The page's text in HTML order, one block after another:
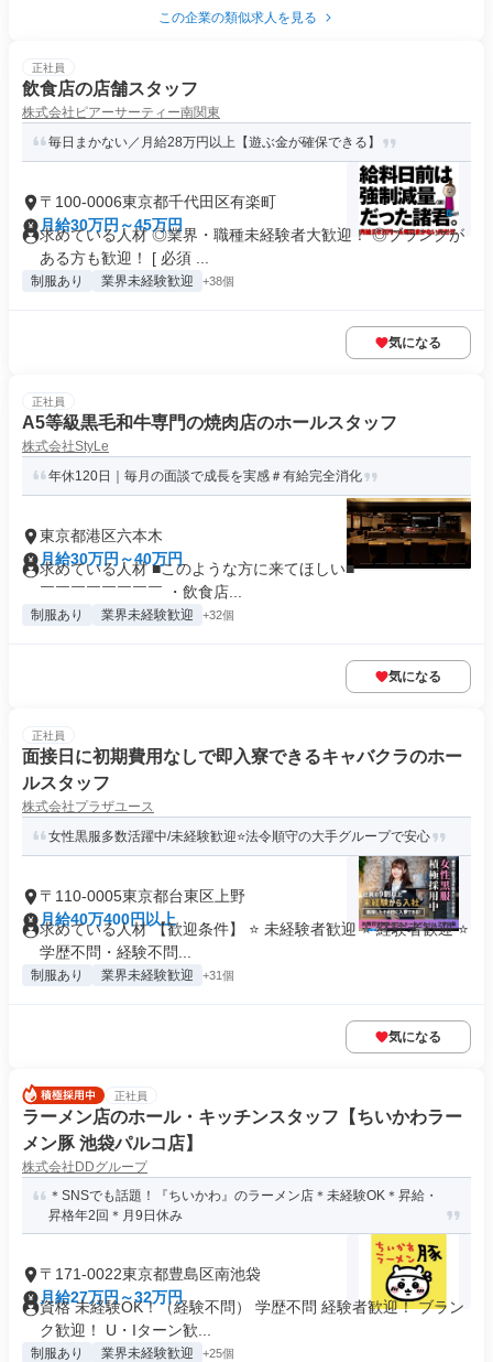
この企業の類似求人を見る
正社員
飲食店の店舗スタッフ
株式会社ピアーサーティー南関東
毎日まかない／月給28万円以上【遊ぶ金が確保できる】
〒100-0006東京都千代田区有楽町
月給30万円～45万円
求めている人材 ◎業界・職種未経験者大歓迎！ ◎ブランクが
ある方も歓迎！ [ 必須 ...
制服あり 業界未経験歓迎 +38個
気になる
正社員
A5等級黒毛和牛専門の焼肉店のホールスタッフ
株式会社StyLe
年休120日｜毎月の面談で成長を実感＃有給完全消化
東京都港区六本木
月給30万円～40万円
求めている人材 ■このような方に来てほしい■ ￣￣￣￣￣￣￣
￣￣￣￣￣￣￣￣ ・飲食店...
制服あり 業界未経験歓迎 +32個
気になる
正社員
面接日に初期費用なしで即入寮できるキャバクラのホー
ルスタッフ
株式会社プラザユース
女性黒服多数活躍中/未経験歓迎⭐法令順守の大手グループで安心
〒110-0005東京都台東区上野
月給40万400円以上
求めている人材 【歓迎条件】 ⭐ 未経験者歓迎 ⭐ 経験者歓迎 ⭐
学歴不問・経験不問...
制服あり 業界未経験歓迎 +31個
気になる
正社員
ラーメン店のホール・キッチンスタッフ【ちいかわラー
メン豚 池袋パルコ店】
株式会社DDグループ
＊SNSでも話題！『ちいかわ』のラーメン店＊未経験OK＊昇給・
昇格年2回＊月9日休み
〒171-0022東京都豊島区南池袋
月給27万円～32万円
資格 未経験OK！（経験不問） 学歴不問 経験者歓迎！ ブラン
ク歓迎！ U・Iターン歓...
制服あり 業界未経験歓迎 +25個